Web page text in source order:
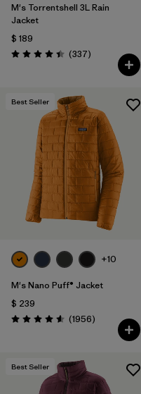
M's Torrentshell 3L Rain
Jacket
$ 189
Valoración: 4.4 / 5
(337Comentarios
)
Best Seller
+10
M's Nano Puff® Jacket
$ 239
Valoración: 4.6 / 5
(1956Comentarios
)
Best Seller